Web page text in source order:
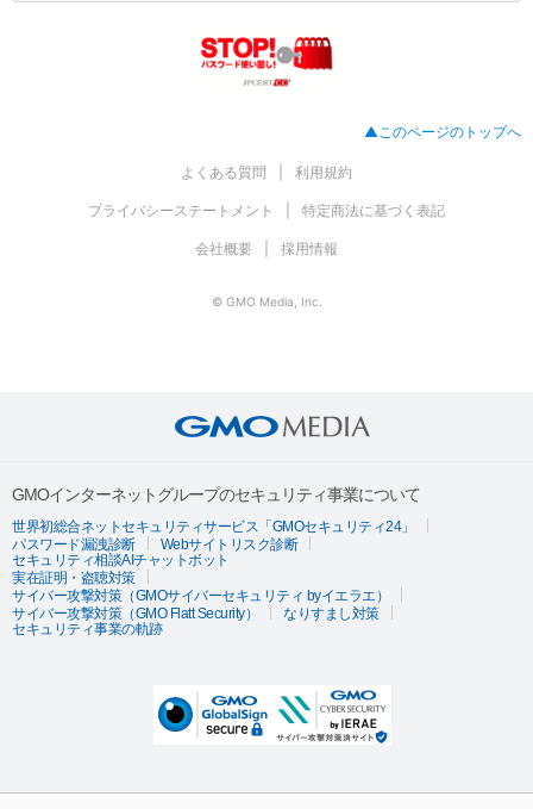
▲このページのトップへ
よくある質問 利用規約
プライバシーステートメント 特定商法に基づく表記
会社概要 採用情報
© GMO Media, Inc.
GMOインターネットグループのセキュリティ事業について
世界初総合ネットセキュリティサービス「GMOセキュリティ24」
パスワード漏洩診断
Webサイトリスク診断
セキュリティ相談AIチャットボット
実在証明・盗聴対策
サイバー攻撃対策（GMOサイバーセキュリティ byイエラエ）
サイバー攻撃対策（GMO Flatt Security）
なりすまし対策
セキュリティ事業の軌跡